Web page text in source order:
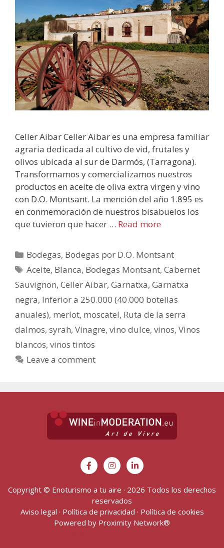
Celler Aibar Celler Aibar es una empresa familiar
agraria dedicada al cultivo de vid, frutales y
olivos ubicada al sur de Darmós, (Tarragona).
Transformamos y comercializamos nuestros
productos en aceite de oliva extra virgen y vino
con D.O. Montsant. La mención del año 1.895 es
en conmemoración de nuestros bisabuelos los
que tuvieron que hacer … Read more
Bodegas, Bodegas por D.O. Montsant
Aceite, Blanca, Bodegas Montsant,Cabernet
Sauvignon, Celler Aibar, Garnatxa, Garnatxa
negra, Inferior a 250.000 (40.000 botellas
anuales), merlot, moscatel, Ruta de la serra
dalmos, syrah, Vinagre, vino dulce, vinos, Vinos
blancos, vinos tintos
Leave a comment
Copyright © Enoturismo a tu aire · 2026 Todos los derechos
reservados
Aviso legal · Política de privacidad · Política de cookies
Powered by Proximity Network®